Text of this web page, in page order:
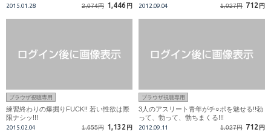
2015.01.28 2,074円 1,446 円 2012.09.04 1,027円 712 円
ブラウザ視聴専用
練習終わりの爆掘りFUCK!! 若い性欲は際
限ナシッ!!!
2015.02.04 1,655円 1,132 円
ブラウザ視聴専用
3人のアスリート青年がチ○ポを魅せる!!勃
って、勃って、勃ちまくる!!!
2012.09.11 1,027円 712 円